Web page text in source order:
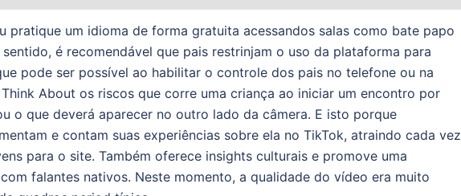
pratique um idioma de forma gratuita acessandos salas como bate papo
sentido, é recomendável que pais restrinjam o uso da plataforma para
pode ser possível ao habilitar o controle dos pais no telefone ou na
About os riscos que corre uma criança ao iniciar um encontro por
o que deverá aparecer no outro lado da câmera. E isto porque
e contam suas experiências sobre ela no TikTok, atraindo cada vez
para o site. Também oferece insights culturais e promove uma
falantes nativos. Neste momento, a qualidade do vídeo era muito